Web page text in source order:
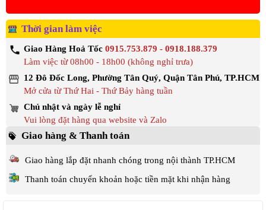
Thời gian làm việc
Giao Hàng Hoả Tốc 0915.753.879 - 0918.188.379
Làm việc từ 08h00 - 18h00 (không nghỉ trưa)
12 Đô Đốc Long, Phường Tân Quý, Quận Tân Phú, TP.HCM
Mở cửa từ Thứ Hai - Thứ Bảy hàng tuần
Chủ nhật và ngày lễ nghỉ
Vui lòng đặt hàng qua website và Zalo
Giao hàng & Thanh toán
Giao hàng lắp đặt nhanh chóng trong nội thành TP.HCM
Thanh toán chuyển khoản hoặc tiền mặt khi nhận hàng